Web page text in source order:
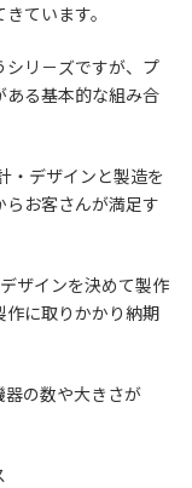
ています。
リ－ズですが、プ
ある基本的な組み合
・デザインと製造を
お客さんが満足す
ザインを決めて製作
作に取りかかり納期
の数や大きさが